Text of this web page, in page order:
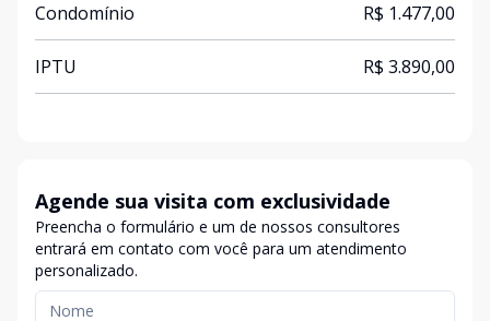
Condomínio R$ 1.477,00
IPTU R$ 3.890,00
Agende sua visita com exclusividade
Preencha o formulário e um de nossos consultores
entrará em contato com você para um atendimento
personalizado.